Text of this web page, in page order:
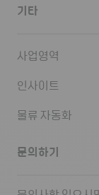
기타
사업영역
인사이트
물류 자동화
문의하기